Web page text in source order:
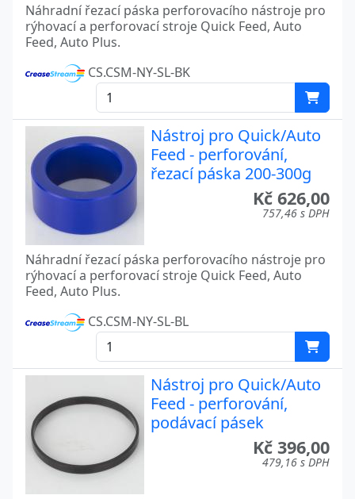
Náhradní řezací páska perforovacího nástroje pro
rýhovací a perforovací stroje Quick Feed, Auto
Feed, Auto Plus.
CS.CSM-NY-SL-BK
Nástroj pro Quick/Auto
Feed - perforování,
řezací páska 200-300g
Kč 626,00
757,46 s DPH
Náhradní řezací páska perforovacího nástroje pro
rýhovací a perforovací stroje Quick Feed, Auto
Feed, Auto Plus.
CS.CSM-NY-SL-BL
Nástroj pro Quick/Auto
Feed - perforování,
podávací pásek
Kč 396,00
479,16 s DPH